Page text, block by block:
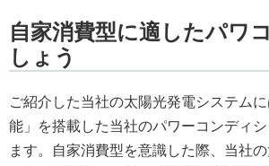
自家消費型に適したパワ
しょう
ご紹介した当社の太陽光発電システム
能」を搭載した当社のパワーコンディ
ます。自家消費型を意識した際、当社